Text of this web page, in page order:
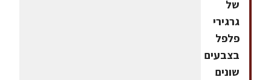
של
גרגירי
פלפל
בצבעים
שונים